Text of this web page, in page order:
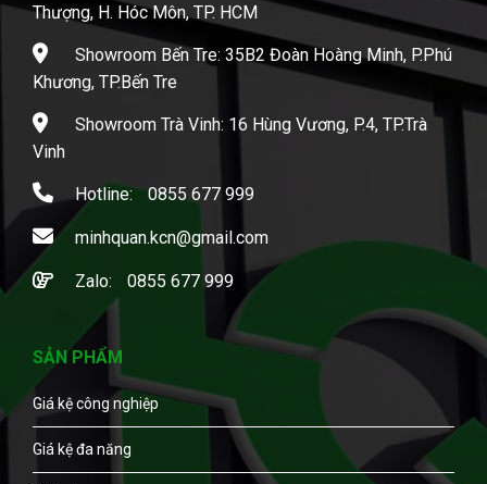
Thượng, H. Hóc Môn, TP. HCM
Showroom Bến Tre: 35B2 Đoàn Hoàng Minh, P.Phú
Khương, TP.Bến Tre
Showroom Trà Vinh: 16 Hùng Vương, P.4, TP.Trà
Vinh
Hotline: 0855 677 999
minhquan.kcn@gmail.com
Zalo: 0855 677 999
SẢN PHẨM
Giá kệ công nghiệp
Giá kệ đa năng